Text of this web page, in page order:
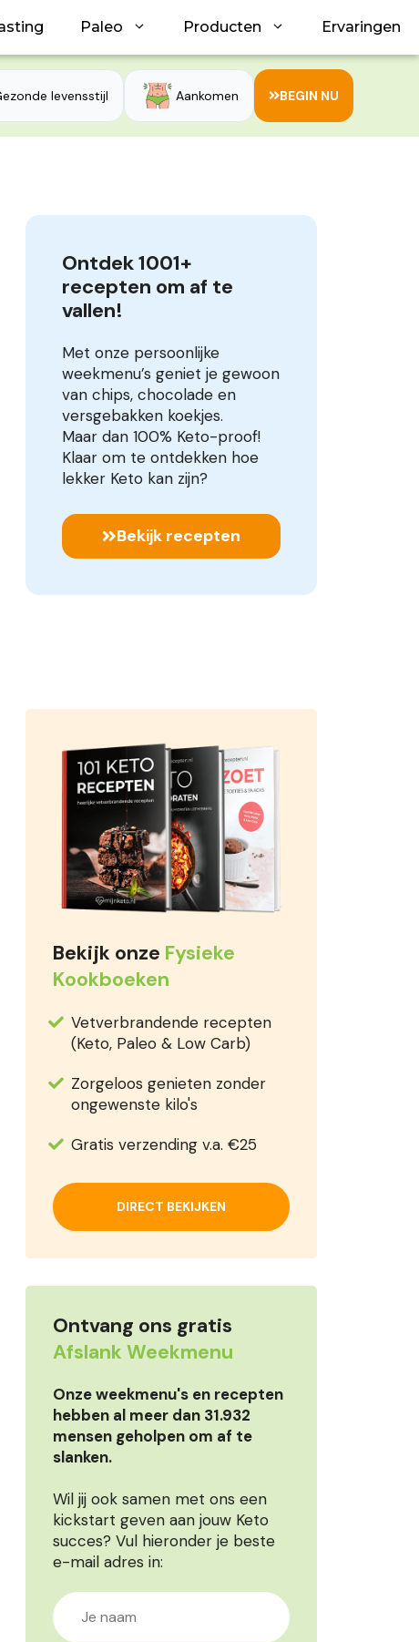
Paleo Producten Ervaringen
levensstijl Aankomen BEGIN NU
Ontdek 1001+
recepten om af te
vallen!
Met onze persoonlijke
weekmenu’s geniet je gewoon
van chips, chocolade en
versgebakken koekjes.
Maar dan 100% Keto-proof!
Klaar om te ontdekken hoe
lekker Keto kan zijn?
Bekijk recepten
Bekijk onze Fysieke
Kookboeken
Vetverbrandende recepten
(Keto, Paleo & Low Carb)
Zorgeloos genieten zonder
ongewenste kilo's
Gratis verzending v.a. €25
DIRECT BEKIJKEN
Ontvang ons gratis
Afslank Weekmenu
Onze weekmenu's en recepten
hebben al meer dan 31.932
mensen geholpen om af te
slanken.
Wil jij ook samen met ons een
kickstart geven aan jouw Keto
succes? Vul hieronder je beste
e-mail adres in: